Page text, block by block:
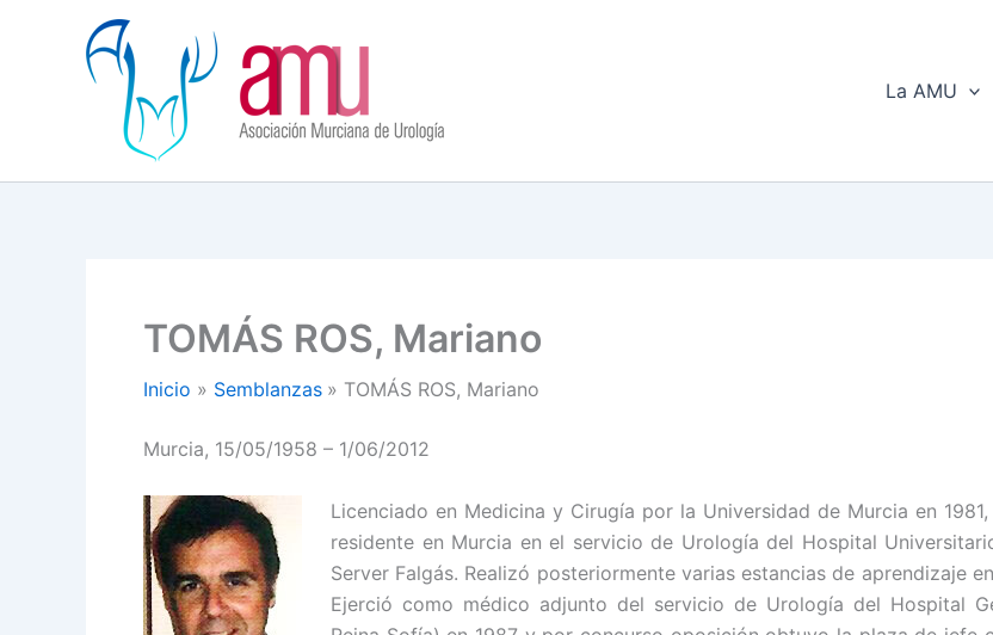
contenido
La AMU
TOMÁS ROS, Mariano
Inicio Semblanzas TOMÁS ROS, Mariano
Murcia, 15/05/1958 – 1/06/2012
Licenciado en Medicina y Cirugía por la Universidad de Murcia en
residente en Murcia en el servicio de Urología del Hospital
Server Falgás. Realizó posteriormente varias estancias de aprendizaje
Ejerció como médico adjunto del servicio de Urología del Hospital